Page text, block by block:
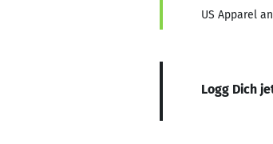
US Apparel
Logg Dich